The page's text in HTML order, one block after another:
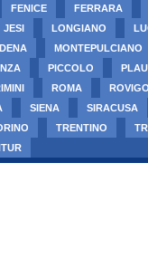
FENICE
FERRARA
JESI LONGIANO
MONTEPULCIANO
PICCOLO
ROMA
SIENA
SIRACUSA
TRENTINO